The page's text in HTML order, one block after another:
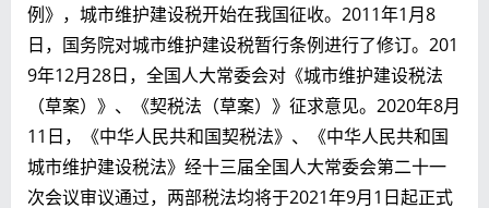
例》，城市维护建设税开始在我国征收。2011年1月8
日，国务院对城市维护建设税暂行条例进行了修订。201
9年12月28日，全国人大常委会对《城市维护建设税法
（草案）》、《契税法（草案）》征求意见。2020年8月
11日，《中华人民共和国契税法》、《中华人民共和国
城市维护建设税法》经十三届全国人大常委会第二十一
次会议审议通过，两部税法均将于2021年9月1日起正式